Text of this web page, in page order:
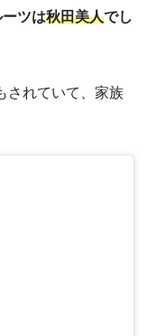
ツは秋田美人でし
されていて、家族